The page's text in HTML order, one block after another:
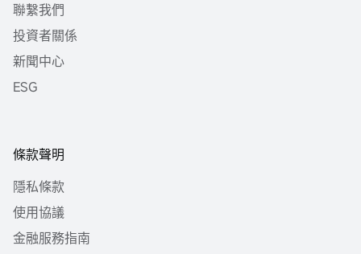
聯繫我們
投資者關係
新聞中心
ESG
條款聲明
隱私條款
使用協議
金融服務指南